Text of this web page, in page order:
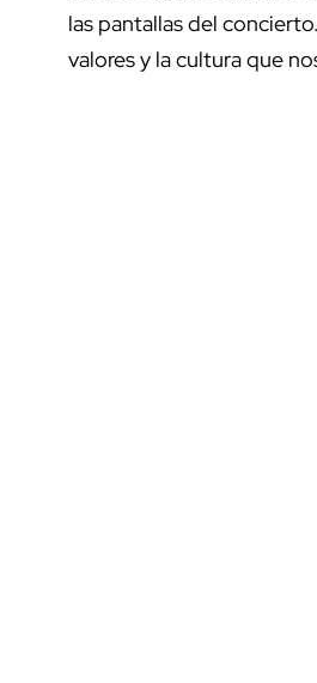
las pantallas del
valores y la cultura que